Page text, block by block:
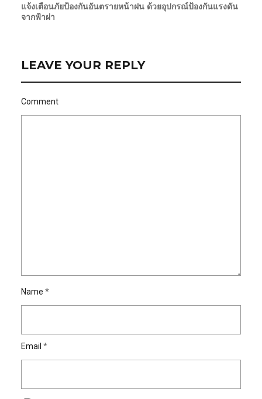
แจ้งเตือนภัยป้องกันอันตรายหน้าฝน ด้วยอุปกรณ์ป้องกันแรงดัน
จากฟ้าผ่า
LEAVE YOUR REPLY
Comment
Name *
Email *